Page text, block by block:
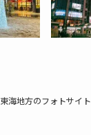
東海地方のフォトサイト